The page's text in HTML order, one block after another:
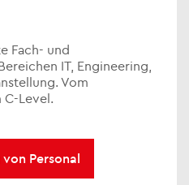
Fach- und
IT, Engineering,
Vom
C-Level.
Personal